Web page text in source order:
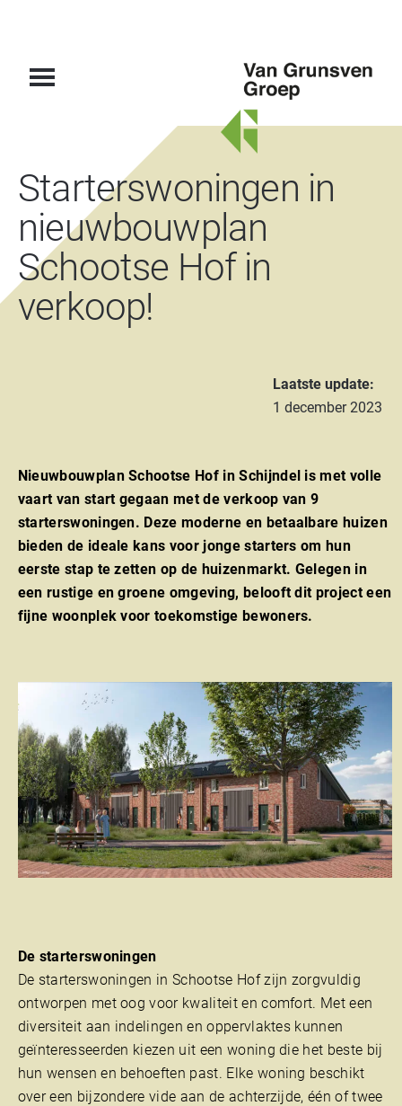
Grunsven
Groep
Starterswoningen in
nieuwbouwplan
Schootse Hof in
verkoop!
Laatste update:
1 december 2023
Nieuwbouwplan Schootse Hof in Schijndel is met volle
vaart van start gegaan met de verkoop van 9
starterswoningen. Deze moderne en betaalbare huizen
bieden de ideale kans voor jonge starters om hun
eerste stap te zetten op de huizenmarkt. Gelegen in
een rustige en groene omgeving, belooft dit project een
fijne woonplek voor toekomstige bewoners.
De starterswoningen
De starterswoningen in Schootse Hof zijn zorgvuldig
ontworpen met oog voor kwaliteit en comfort. Met een
diversiteit aan indelingen en oppervlaktes kunnen
geïnteresseerden kiezen uit een woning die het beste bij
hun wensen en behoeften past. Elke woning beschikt
over een bijzondere vide aan de achterzijde, één of twee